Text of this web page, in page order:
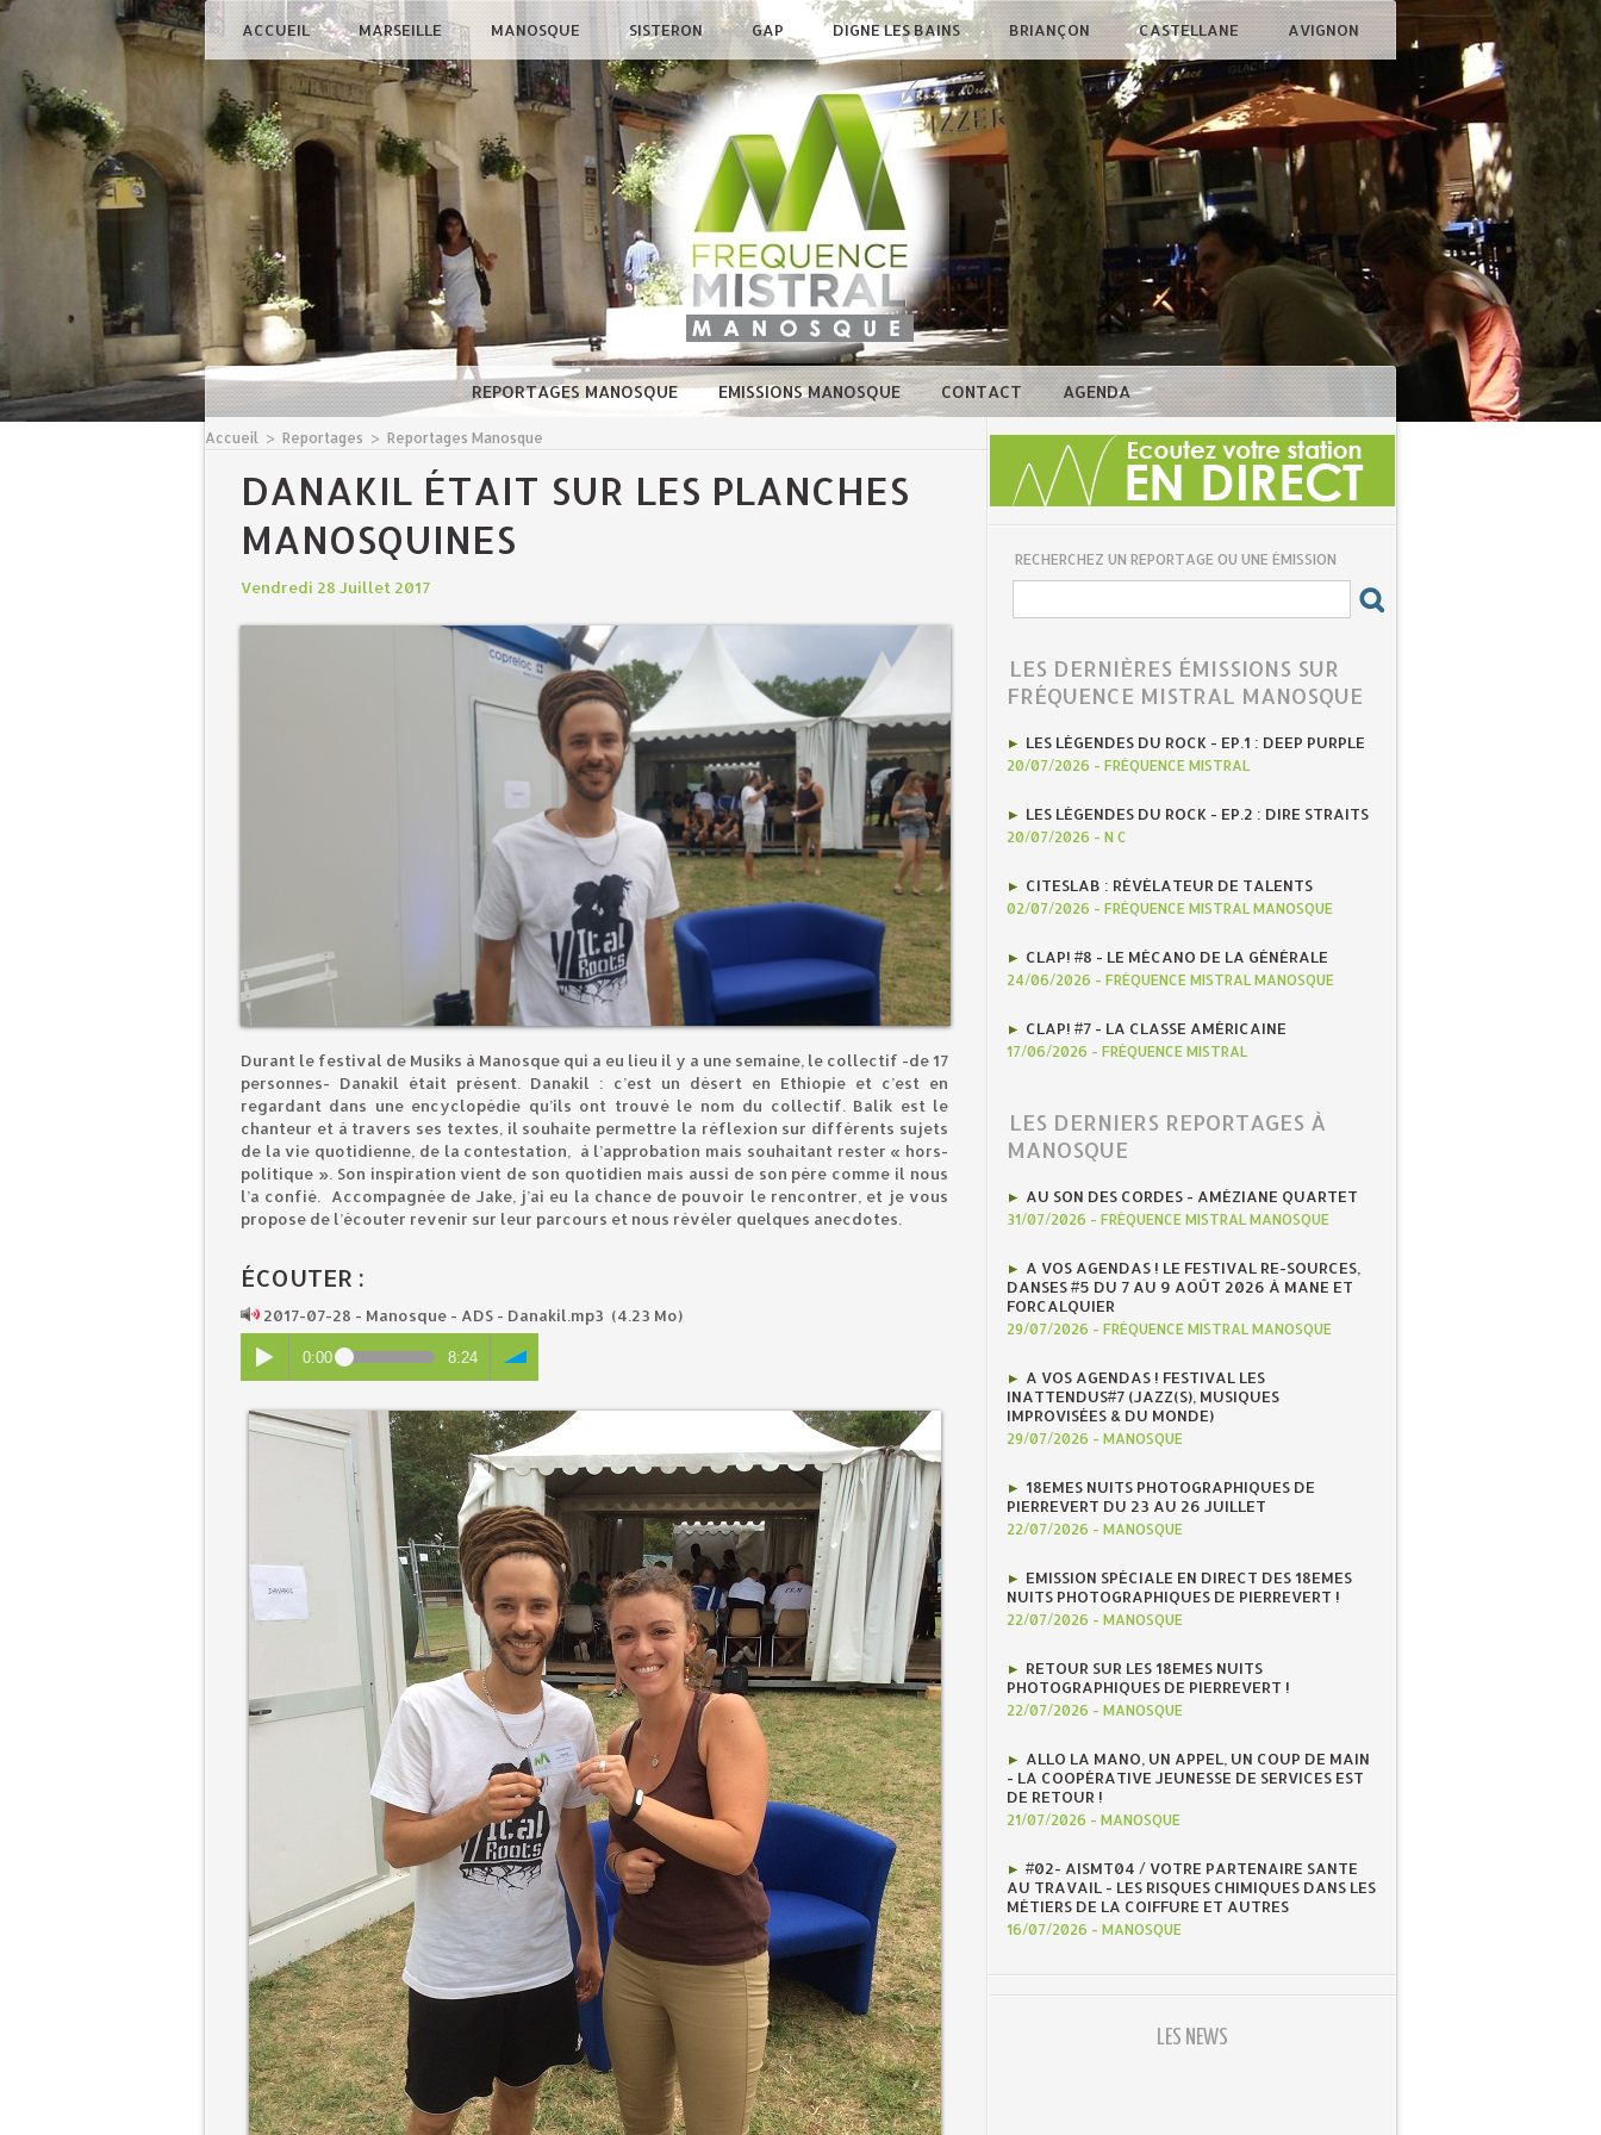
ACCUEIL MARSEILLE MANOSQUE SISTERON GAP DIGNE LES BAINS BRIANÇON CASTELLANE AVIGNON
REPORTAGES MANOSQUE EMISSIONS MANOSQUE CONTACT AGENDA
Accueil > Reportages > Reportages Manosque
DANAKIL ÉTAIT SUR LES PLANCHES
MANOSQUINES
Vendredi 28 Juillet 2017
Durant le festival de Musiks à Manosque qui a eu lieu il y a une semaine, le collectif -de 17
personnes- Danakil était présent. Danakil : c’est un désert en Ethiopie et c’est en
regardant dans une encyclopédie qu’ils ont trouvé le nom du collectif. Balik est le
chanteur et à travers ses textes, il souhaite permettre la réflexion sur différents sujets
de la vie quotidienne, de la contestation, à l’approbation mais souhaitant rester « hors-
politique ». Son inspiration vient de son quotidien mais aussi de son père comme il nous
l’a confié. Accompagnée de Jake, j’ai eu la chance de pouvoir le rencontrer, et je vous
propose de l’écouter revenir sur leur parcours et nous révéler quelques anecdotes.
ÉCOUTER :
2017-07-28 - Manosque - ADS - Danakil.mp3 (4.23 Mo)
0:00 8:24
RECHERCHEZ UN REPORTAGE OU UNE ÉMISSION
LES DERNIÈRES ÉMISSIONS SUR
FRÉQUENCE MISTRAL MANOSQUE
LES LÉGENDES DU ROCK - EP.1 : DEEP PURPLE
20/07/2026 - FRÉQUENCE MISTRAL
LES LÉGENDES DU ROCK - EP.2 : DIRE STRAITS
20/07/2026 - N C
CITESLAB : RÉVÉLATEUR DE TALENTS
02/07/2026 - FRÉQUENCE MISTRAL MANOSQUE
CLAP! #8 - LE MÉCANO DE LA GÉNÉRALE
24/06/2026 - FRÉQUENCE MISTRAL MANOSQUE
CLAP! #7 - LA CLASSE AMÉRICAINE
17/06/2026 - FRÉQUENCE MISTRAL
LES DERNIERS REPORTAGES À
MANOSQUE
AU SON DES CORDES - AMÉZIANE QUARTET
31/07/2026 - FRÉQUENCE MISTRAL MANOSQUE
A VOS AGENDAS ! LE FESTIVAL RE-SOURCES,
DANSES #5 DU 7 AU 9 AOÛT 2026 À MANE ET
FORCALQUIER
29/07/2026 - FRÉQUENCE MISTRAL MANOSQUE
A VOS AGENDAS ! FESTIVAL LES
INATTENDUS#7 (JAZZ(S), MUSIQUES
IMPROVISÉES & DU MONDE)
29/07/2026 - MANOSQUE
18EMES NUITS PHOTOGRAPHIQUES DE
PIERREVERT DU 23 AU 26 JUILLET
22/07/2026 - MANOSQUE
EMISSION SPÉCIALE EN DIRECT DES 18EMES
NUITS PHOTOGRAPHIQUES DE PIERREVERT !
22/07/2026 - MANOSQUE
RETOUR SUR LES 18EMES NUITS
PHOTOGRAPHIQUES DE PIERREVERT !
22/07/2026 - MANOSQUE
ALLO LA MANO, UN APPEL, UN COUP DE MAIN
- LA COOPÉRATIVE JEUNESSE DE SERVICES EST
DE RETOUR !
21/07/2026 - MANOSQUE
#02- AISMT04 / VOTRE PARTENAIRE SANTE
AU TRAVAIL - LES RISQUES CHIMIQUES DANS LES
MÉTIERS DE LA COIFFURE ET AUTRES
16/07/2026 - MANOSQUE
LES NEWS